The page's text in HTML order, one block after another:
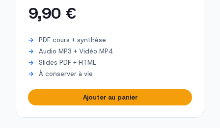
9,90 €
PDF cours + synthèse
Audio MP3 + Vidéo MP4
Slides PDF + HTML
À conserver à vie
Ajouter au panier